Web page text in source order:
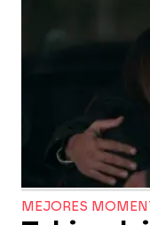
MEJORES